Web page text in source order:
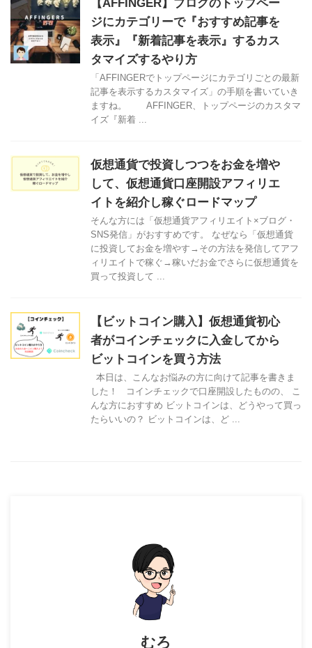
【AFFINGER】ブログのトップペー
ジにカテゴリーで『おすすめ記事を
表示』『新着記事を表示』するカス
タマイズするやり方
「AFFINGERでトップページにカテゴリごとの最新
記事を表示するカスタマイズ」の手順を書いていき
ますね。 AFFINGER、トップページのカスタマ
イズ『新着 ...
仮想通貨で投資しつつをお金を増や
して、仮想通貨口座開設アフィリエ
イトを紹介し稼ぐロードマップ
そんな方には「仮想通貨アフィリエイト×ブログ・
SNS発信」がおすすめです。 なぜなら「仮想通貨
に投資してお金を増やす→その方法を発信してアフ
ィリエイトで稼ぐ→稼いだお金でさらに仮想通貨を
買って投資して ...
【ビットコイン購入】仮想通貨初心
者がコインチェックに入金してから
ビットコインを買う方法
本日は、こんなお悩みの方に向けて記事を書きま
した！ コインチェックで口座開設したものの、 こ
んな方におすすめ ビットコインは、どうやって買っ
たらいいの？ ビットコインは、ど ...
むろ